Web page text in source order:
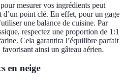
mesurer vos ingrédients peut
d’un point clé. En effet, pour un gage
une balance de cuisine. Par
respectez une proportion de 1:1
Cela garantira l’équilibre parfait
ainsi un gâteau aérien.
en neige